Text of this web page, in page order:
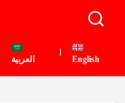
English العربية